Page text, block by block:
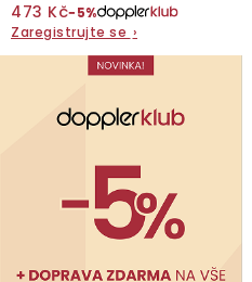
O nás
473 Kč−5%
Zaregistrujte se ›